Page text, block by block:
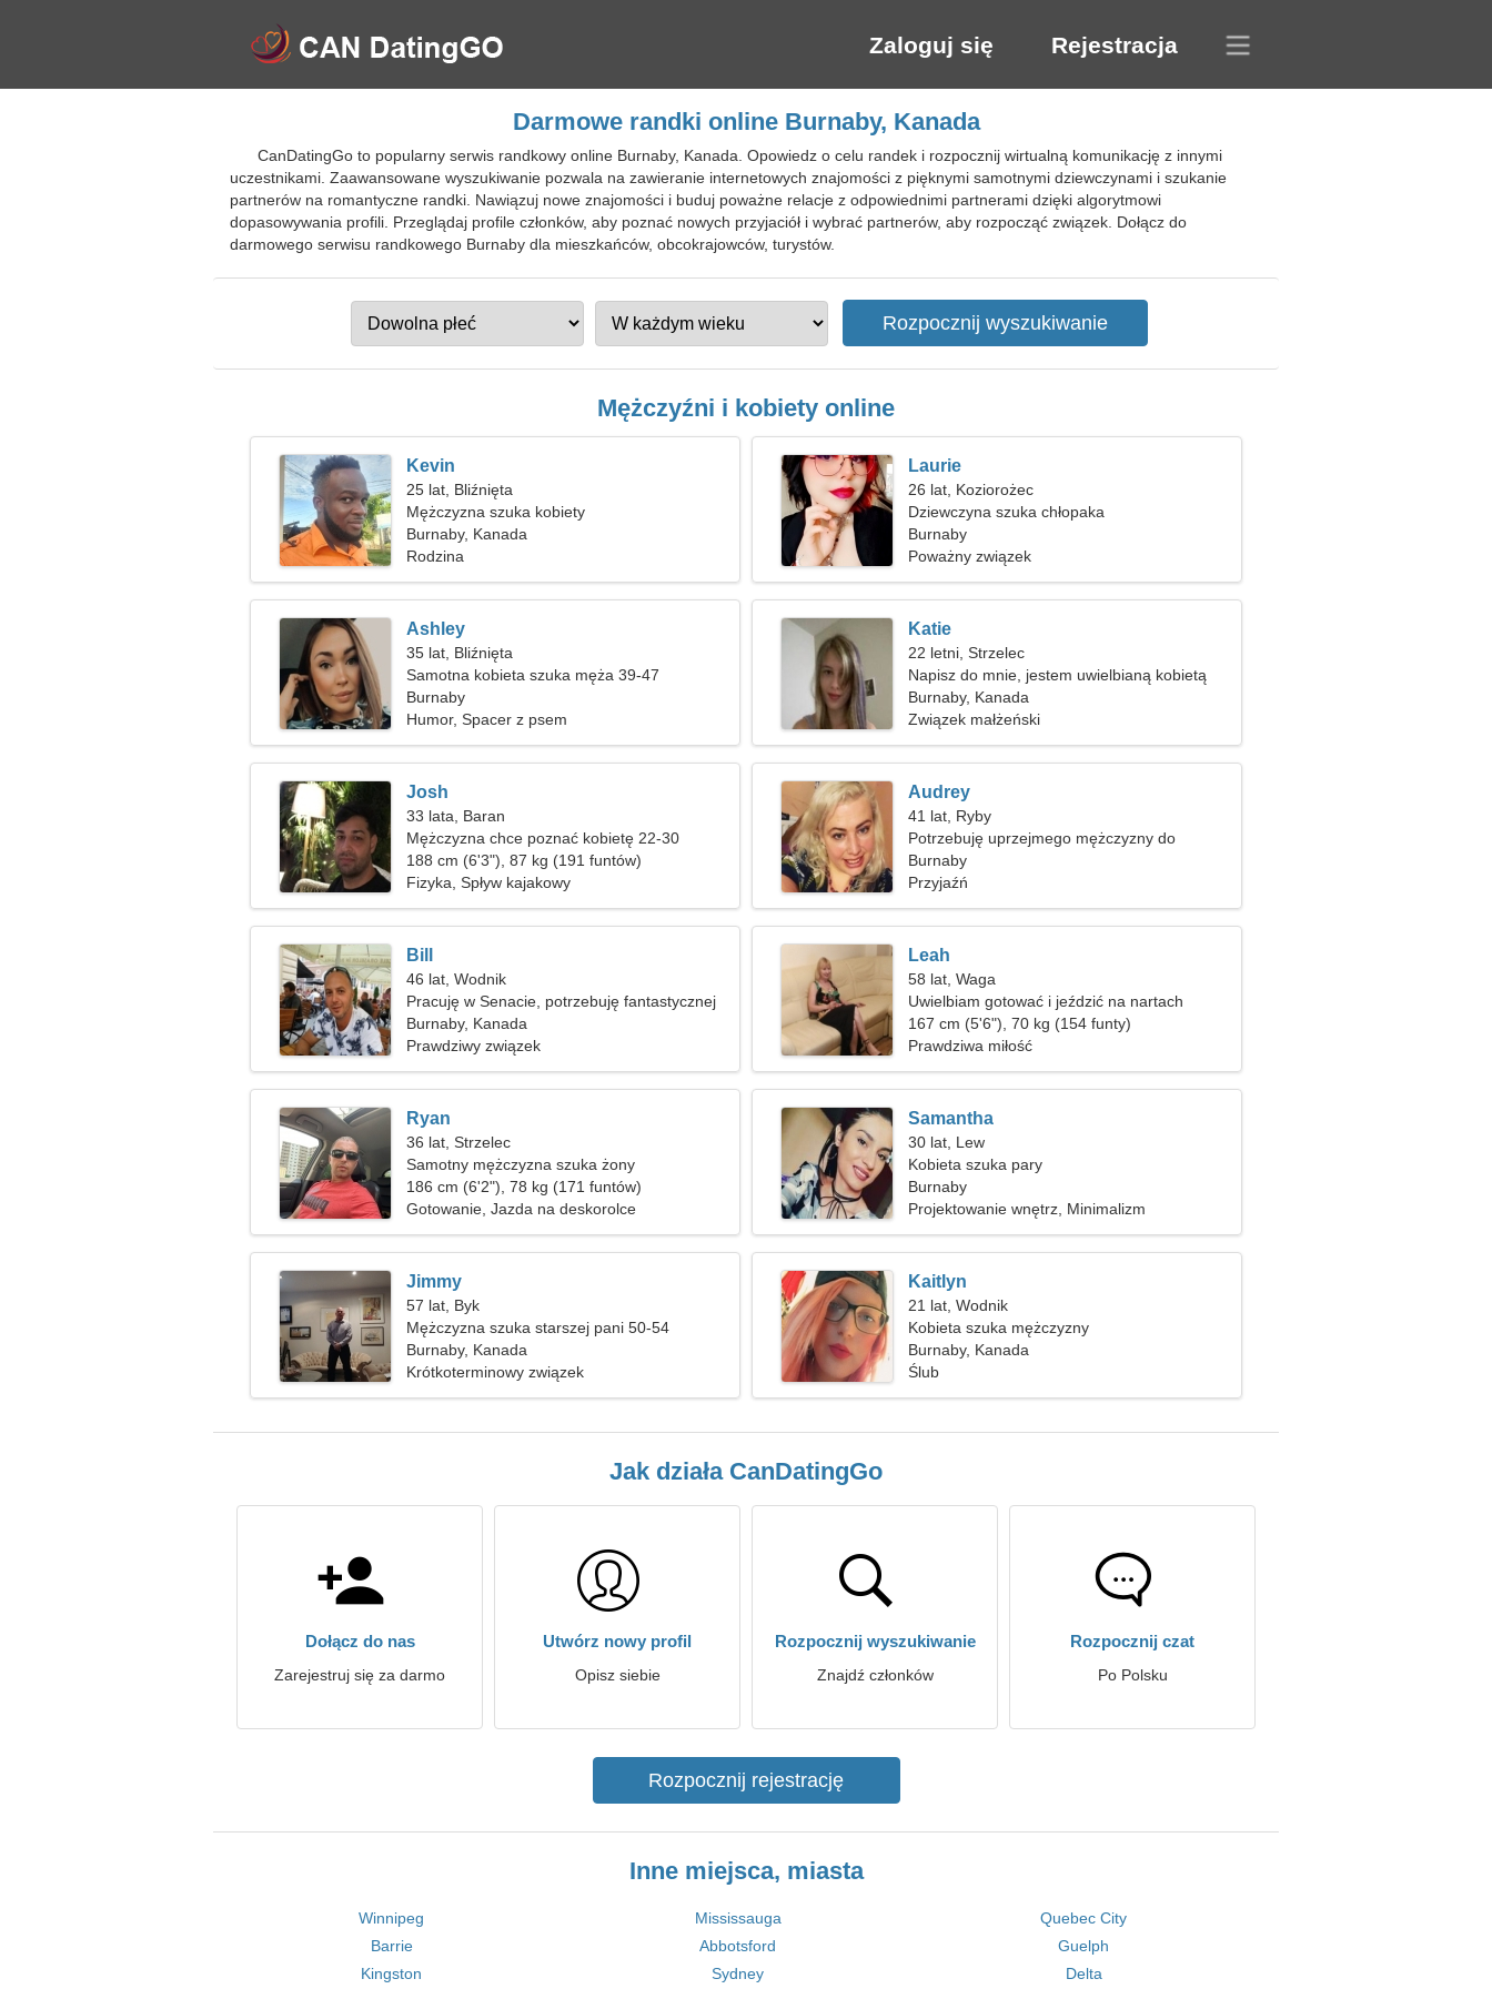
Zaloguj się Rejestracja
Darmowe randki online Burnaby, Kanada
CanDatingGo to popularny serwis randkowy online Burnaby, Kanada. Opowiedz o celu randek i rozpocznij wirtualną komunikację z innymi
uczestnikami. Zaawansowane wyszukiwanie pozwala na zawieranie internetowych znajomości z pięknymi samotnymi dziewczynami i szukanie
partnerów na romantyczne randki. Nawiązuj nowe znajomości i buduj poważne relacje z odpowiednimi partnerami dzięki algorytmowi
dopasowywania profili. Przeglądaj profile członków, aby poznać nowych przyjaciół i wybrać partnerów, aby rozpocząć związek. Dołącz do
darmowego serwisu randkowego Burnaby dla mieszkańców, obcokrajowców, turystów.
Mężczyźni i kobiety online
Kevin
25 lat, Bliźnięta
Mężczyzna szuka kobiety
Burnaby, Kanada
Rodzina
Laurie
26 lat, Koziorożec
Dziewczyna szuka chłopaka
Burnaby
Poważny związek
Ashley
35 lat, Bliźnięta
Samotna kobieta szuka męża 39-47
Burnaby
Humor, Spacer z psem
Katie
22 letni, Strzelec
Napisz do mnie, jestem uwielbianą kobietą
Burnaby, Kanada
Związek małżeński
Josh
33 lata, Baran
Mężczyzna chce poznać kobietę 22-30
188 cm (6'3"), 87 kg (191 funtów)
Fizyka, Spływ kajakowy
Audrey
41 lat, Ryby
Potrzebuję uprzejmego mężczyzny do
wspólnego gotowania
Burnaby
Przyjaźń
Bill
46 lat, Wodnik
Pracuję w Senacie, potrzebuję fantastycznej
kobiety
Burnaby, Kanada
Prawdziwy związek
Leah
58 lat, Waga
Uwielbiam gotować i jeździć na nartach
167 cm (5'6"), 70 kg (154 funty)
Prawdziwa miłość
Ryan
36 lat, Strzelec
Samotny mężczyzna szuka żony
186 cm (6'2"), 78 kg (171 funtów)
Gotowanie, Jazda na deskorolce
Samantha
30 lat, Lew
Kobieta szuka pary
Burnaby
Projektowanie wnętrz, Minimalizm
Jimmy
57 lat, Byk
Mężczyzna szuka starszej pani 50-54
Burnaby, Kanada
Krótkoterminowy związek
Kaitlyn
21 lat, Wodnik
Kobieta szuka mężczyzny
Burnaby, Kanada
Ślub
Jak działa CanDatingGo
Dołącz do nas
Zarejestruj się za darmo
Utwórz nowy profil
Opisz siebie
Rozpocznij wyszukiwanie
Znajdź członków
Rozpocznij czat
Po Polsku
Rozpocznij rejestrację
Inne miejsca, miasta
Winnipeg Mississauga
Quebec City
Barrie
Abbotsford
Guelph
Kingston
Sydney Delta